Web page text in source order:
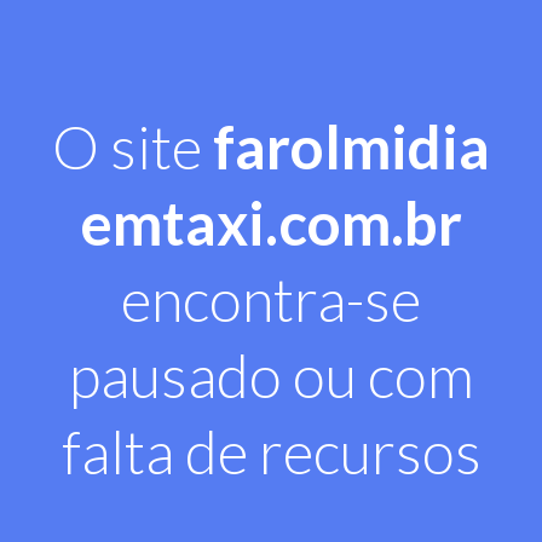
O site farolmidia
emtaxi.com.br
encontra-se
pausado ou com
falta de recursos